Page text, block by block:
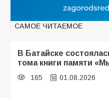
САМОЕ ЧИТАЕМОЕ
В Батайске
тома книги памяти
165 01.08.2026